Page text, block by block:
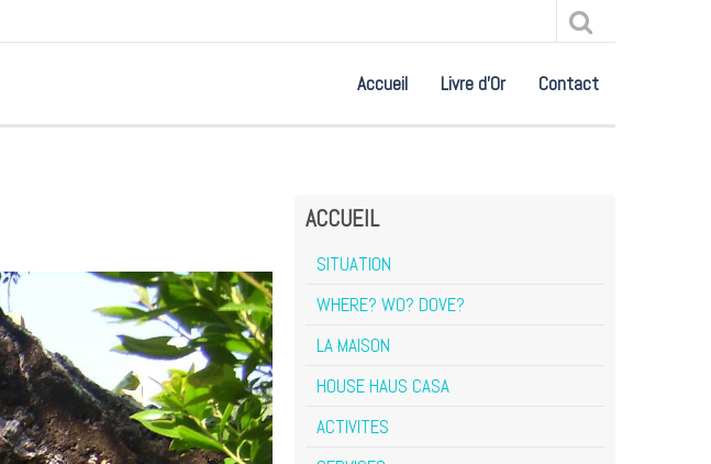
Accueil Livre d'Or Contact
ACCUEIL
SITUATION
WHERE? WO? DOVE?
LA MAISON
HOUSE HAUS CASA
ACTIVITES